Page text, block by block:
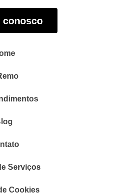
conosco
Serviços
Cookies